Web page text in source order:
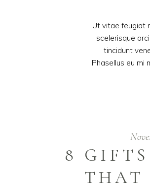
Ut vitae feugiat
scelerisque
tincidunt
Phasellus eu mi
8
THAT